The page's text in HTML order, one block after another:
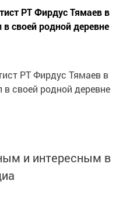
РТ Фирдус Тямаев в
в своей родной деревне
РТ Фирдус Тямаев в
в своей родной деревне
и интересным в